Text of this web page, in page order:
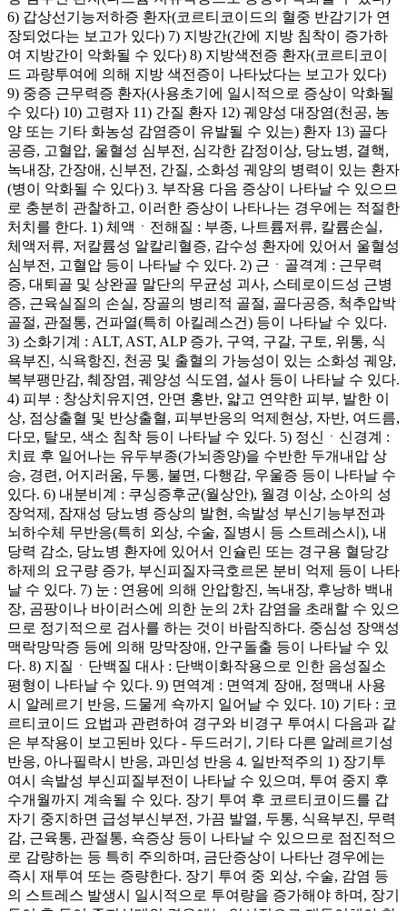
6) 갑상선기능저하증 환자(코르티코이드의 혈중 반감기가 연
장되었다는 보고가 있다) 7) 지방간(간에 지방 침착이 증가하
여 지방간이 악화될 수 있다) 8) 지방색전증 환자(코르티코이
드 과량투여에 의해 지방 색전증이 나타났다는 보고가 있다)
9) 중증 근무력증 환자(사용초기에 일시적으로 증상이 악화될
수 있다) 10) 고령자 11) 간질 환자 12) 궤양성 대장염(천공, 농
양 또는 기타 화농성 감염증이 유발될 수 있는) 환자 13) 골다
공증, 고혈압, 울혈성 심부전, 심각한 감정이상, 당뇨병, 결핵,
녹내장, 간장애, 신부전, 간질, 소화성 궤양의 병력이 있는 환자
(병이 악화될 수 있다) 3. 부작용 다음 증상이 나타날 수 있으므
로 충분히 관찰하고, 이러한 증상이 나타나는 경우에는 적절한
처치를 한다. 1) 체액ㆍ전해질 : 부종, 나트륨저류, 칼륨손실,
체액저류, 저칼륨성 알칼리혈증, 감수성 환자에 있어서 울혈성
심부전, 고혈압 등이 나타날 수 있다. 2) 근ㆍ골격계 : 근무력
증, 대퇴골 및 상완골 말단의 무균성 괴사, 스테로이드성 근병
증, 근육실질의 손실, 장골의 병리적 골절, 골다공증, 척추압박
골절, 관절통, 건파열(특히 아킬레스건) 등이 나타날 수 있다.
3) 소화기계 : ALT, AST, ALP 증가, 구역, 구갈, 구토, 위통, 식
욕부진, 식욕항진, 천공 및 출혈의 가능성이 있는 소화성 궤양,
복부팽만감, 췌장염, 궤양성 식도염, 설사 등이 나타날 수 있다.
4) 피부 : 창상치유지연, 안면 홍반, 얇고 연약한 피부, 발한 이
상, 점상출혈 및 반상출혈, 피부반응의 억제현상, 자반, 여드름,
다모, 탈모, 색소 침착 등이 나타날 수 있다. 5) 정신ㆍ신경계 :
치료 후 일어나는 유두부종(가뇌종양)을 수반한 두개내압 상
승, 경련, 어지러움, 두통, 불면, 다행감, 우울증 등이 나타날 수
있다. 6) 내분비계 : 쿠싱증후군(월상안), 월경 이상, 소아의 성
장억제, 잠재성 당뇨병 증상의 발현, 속발성 부신기능부전과
뇌하수체 무반응(특히 외상, 수술, 질병시 등 스트레스시), 내
당력 감소, 당뇨병 환자에 있어서 인슐린 또는 경구용 혈당강
하제의 요구량 증가, 부신피질자극호르몬 분비 억제 등이 나타
날 수 있다. 7) 눈 : 연용에 의해 안압항진, 녹내장, 후낭하 백내
장, 곰팡이나 바이러스에 의한 눈의 2차 감염을 초래할 수 있으
므로 정기적으로 검사를 하는 것이 바람직하다. 중심성 장액성
맥락망막증 등에 의해 망막장애, 안구돌출 등이 나타날 수 있
다. 8) 지질ㆍ단백질 대사 : 단백이화작용으로 인한 음성질소
평형이 나타날 수 있다. 9) 면역계 : 면역계 장애, 정맥내 사용
시 알레르기 반응, 드물게 쇽까지 일어날 수 있다. 10) 기타 : 코
르티코이드 요법과 관련하여 경구와 비경구 투여시 다음과 같
은 부작용이 보고된바 있다 - 두드러기, 기타 다른 알레르기성
반응, 아나필락시 반응, 과민성 반응 4. 일반적주의 1) 장기투
여시 속발성 부신피질부전이 나타날 수 있으며, 투여 중지 후
수개월까지 계속될 수 있다. 장기 투여 후 코르티코이드를 갑
자기 중지하면 급성부신부전, 가끔 발열, 두통, 식욕부진, 무력
감, 근육통, 관절통, 쇽증상 등이 나타날 수 있으므로 점진적으
로 감량하는 등 특히 주의하며, 금단증상이 나타난 경우에는
즉시 재투여 또는 증량한다. 장기 투여 중 외상, 수술, 감염 등
의 스트레스 발생시 일시적으로 투여량을 증가해야 하며, 장기